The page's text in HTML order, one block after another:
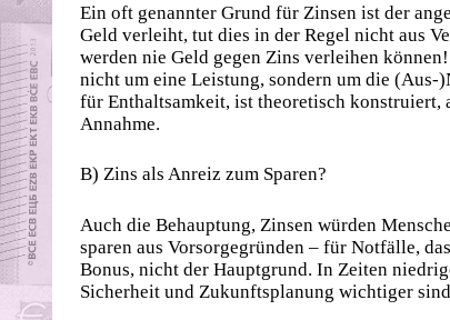
Ein oft genannter Grund für Zinsen ist der
Geld verleiht, tut dies in der Regel nicht aus
werden nie Geld gegen Zins verleihen
nicht um eine Leistung, sondern um die
für Enthaltsamkeit, ist theoretisch konstruiert,
Annahme.
B) Zins als Anreiz zum Sparen?
Auch die Behauptung, Zinsen würden
sparen aus Vorsorgegründen – für Notfälle,
Bonus, nicht der Hauptgrund. In Zeiten
Sicherheit und Zukunftsplanung wichtiger